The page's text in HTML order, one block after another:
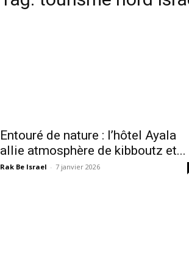
Entouré de nature : l’hôtel Ayala
allie atmosphère de kibboutz et...
Rak Be Israel - 7 janvier 2026